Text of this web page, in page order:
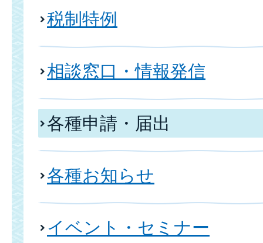
税制特例
相談窓口・情報発信
各種申請・届出
各種お知らせ
イベント・セミナー